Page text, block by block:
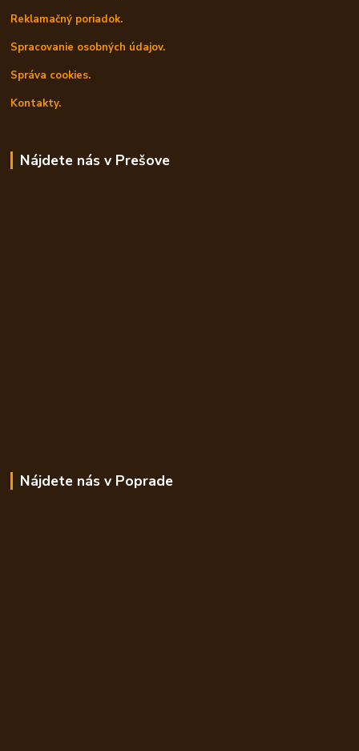
Reklamačný poriadok.
Spracovanie osobných údajov.
Správa cookies.
Kontakty.
Nájdete nás v Prešove
Nájdete nás v Poprade